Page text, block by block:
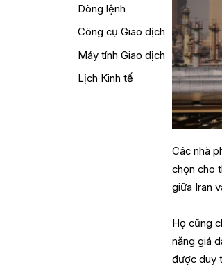
Dòng lệnh
Công cụ Giao dịch
Máy tính Giao dịch
Lịch Kinh tế
Các nhà
chọn cho
giữa Iran
Họ cũng
năng giá
được duy